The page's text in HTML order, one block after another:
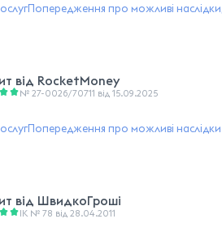
Попередження про можливі наслідки
від RocketMoney
№ 27-0026/70711 від 15.09.2025
Попередження про можливі наслідки
від ШвидкоГроші
ІК № 78 від 28.04.2011